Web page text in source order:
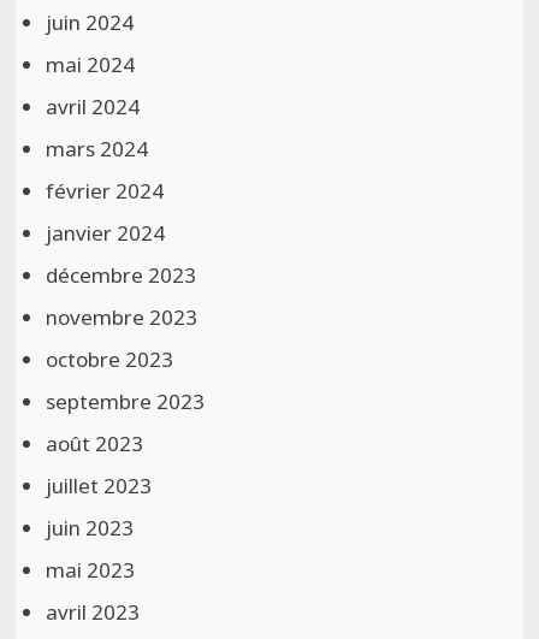
juin 2024
mai 2024
avril 2024
mars 2024
février 2024
janvier 2024
décembre 2023
novembre 2023
octobre 2023
septembre 2023
août 2023
juillet 2023
juin 2023
mai 2023
avril 2023